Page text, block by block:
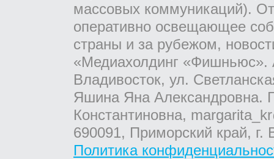
массовых коммуникаций).
оперативно освещающее
страны и за рубежом,
«Медиахолдинг «Фишньюс».
Владивосток, ул.
Яшина Яна Александровна.
Константиновна,
690091, Приморский край,
Политика